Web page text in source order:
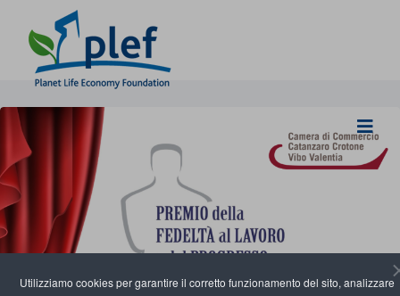
Utilizziamo cookies per garantire il corretto funzionamento del sito, analizzare